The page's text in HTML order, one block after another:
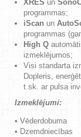
XRES un
programmas;
iScan un
programmas
High Q
izmeklējumos;
Visi standarta
Dopleris,
t.sk. ar pulsa
Izmeklējumi:
• Vēderdobuma
• Dzemdniecības